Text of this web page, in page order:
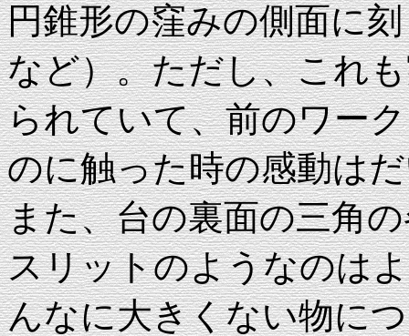
円錐形の窪みの側面に
など）。ただし、これ
られていて、前のワー
のに触った時の感動は
また、台の裏面の三角
スリットのようなのは
んなに大きくない物に